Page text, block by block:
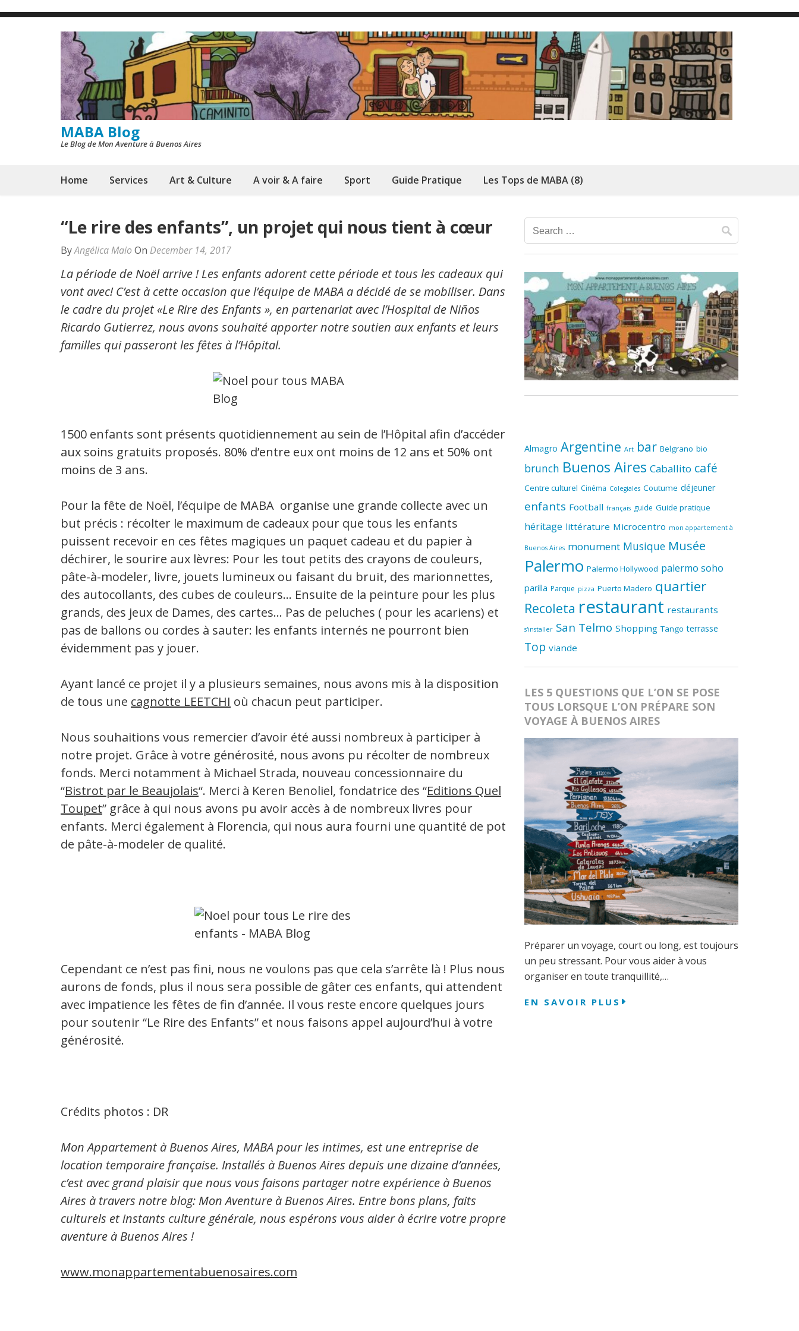
Skip
MABA Blog
Le Blog de Mon Aventure à Buenos Aires
Home Services Art & Culture A voir & A faire Sport Guide Pratique Les Tops de MABA (8)
“Le rire des enfants”, un projet qui nous tient à cœur
ByAngélica Maio On December 14, 2017
La période de Noël arrive ! Les enfants adorent cette période et tous les cadeaux qui
vont avec! C’est à cette occasion que l’équipe de MABA a décidé de se mobiliser. Dans
le cadre du projet «Le Rire des Enfants », en partenariat avec l’Hospital de Niños
Ricardo Gutierrez, nous avons souhaité apporter notre soutien aux enfants et leurs
familles qui passeront les fêtes à l’Hôpital.
1500 enfants sont présents quotidiennement au sein de l’Hôpital afin d’accéder
aux soins gratuits proposés. 80% d’entre eux ont moins de 12 ans et 50% ont
moins de 3 ans.
Pour la fête de Noël, l’équipe de MABA organise une grande collecte avec un
but précis : récolter le maximum de cadeaux pour que tous les enfants
puissent recevoir en ces fêtes magiques un paquet cadeau et du papier à
déchirer, le sourire aux lèvres: Pour les tout petits des crayons de couleurs,
pâte-à-modeler, livre, jouets lumineux ou faisant du bruit, des marionnettes,
des autocollants, des cubes de couleurs… Ensuite de la peinture pour les plus
grands, des jeux de Dames, des cartes… Pas de peluches ( pour les acariens) et
pas de ballons ou cordes à sauter: les enfants internés ne pourront bien
évidemment pas y jouer.
Ayant lancé ce projet il y a plusieurs semaines, nous avons mis à la disposition
de tous une cagnotte LEETCHI où chacun peut participer.
Nous souhaitions vous remercier d’avoir été aussi nombreux à participer à
notre projet. Grâce à votre générosité, nous avons pu récolter de nombreux
fonds. Merci notamment à Michael Strada, nouveau concessionnaire du
“Bistrot par le Beaujolais“. Merci à Keren Benoliel, fondatrice des “Editions Quel
Toupet” grâce à qui nous avons pu avoir accès à de nombreux livres pour
enfants. Merci également à Florencia, qui nous aura fourni une quantité de pot
de pâte-à-modeler de qualité.
Cependant ce n’est pas fini, nous ne voulons pas que cela s’arrête là ! Plus nous
aurons de fonds, plus il nous sera possible de gâter ces enfants, qui attendent
avec impatience les fêtes de fin d’année. Il vous reste encore quelques jours
pour soutenir “Le Rire des Enfants” et nous faisons appel aujourd’hui à votre
générosité.
Crédits photos : DR
Mon Appartement à Buenos Aires, MABA pour les intimes, est une entreprise de
location temporaire française. Installés à Buenos Aires depuis une dizaine d’années,
c’est avec grand plaisir que nous vous faisons partager notre expérience à Buenos
Aires à travers notre blog: Mon Aventure à Buenos Aires. Entre bons plans, faits
culturels et instants culture générale, nous espérons vous aider à écrire votre propre
aventure à Buenos Aires !
www.monappartementabuenosaires.com
Search
for:
Almagro Argentine Art bar Belgrano bio
brunch Buenos Aires Caballito café
Centre culturel Cinéma Colegiales Coutume déjeuner
enfants Football français guide Guide pratique
héritage littérature Microcentro mon appartement à
Buenos Aires monument Musique Musée
Palermo Palermo Hollywood palermo soho
parilla Parque pizza Puerto Madero quartier
Recoleta restaurant restaurants
s'installer San Telmo Shopping Tango terrasse
Top viande
LES 5 QUESTIONS QUE L’ON SE POSE
TOUS LORSQUE L’ON PRÉPARE SON
VOYAGE À BUENOS AIRES
Préparer un voyage, court ou long, est toujours
un peu stressant. Pour vous aider à vous
organiser en toute tranquillité,…
EN SAVOIR PLUS